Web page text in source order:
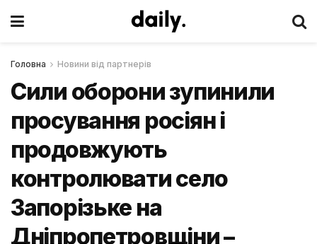
Головна Новини від партнерів
Сили оборони зупинили
просування росіян і
продовжують
контролювати село
Запорізьке на
Дніпропетровщіни –